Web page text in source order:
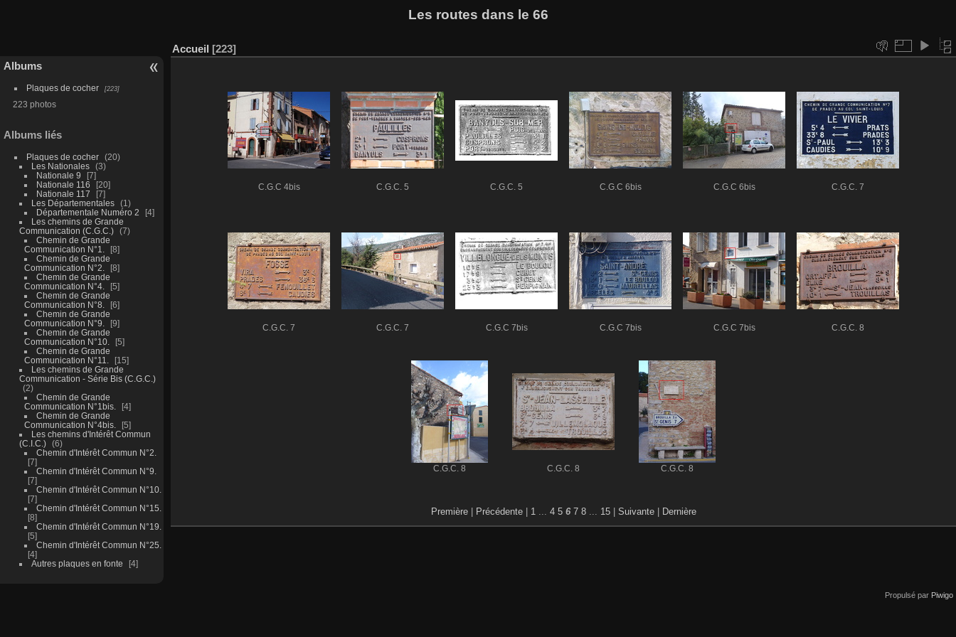
Les routes dans le 66
Albums
Plaques de cocher 223
223 photos
Albums liés
Plaques de cocher
20
Les Nationales
3
Nationale 9
7
Nationale 116
20
Nationale 117
7
Les Départementales
1
Départementale Numéro 2
4
Les chemins de Grande
Communication (C.G.C.)
7
Chemin de Grande
Communication N°1.
8
Chemin de Grande
Communication N°2.
8
Chemin de Grande
Communication N°4.
5
Chemin de Grande
Communication N°8.
6
Chemin de Grande
Communication N°9.
9
Chemin de Grande
Communication N°10.
5
Chemin de Grande
Communication N°11.
15
Les chemins de Grande
Communication - Série Bis (C.G.C.)
2
Chemin de Grande
Communication N°1bis.
4
Chemin de Grande
Communication N°4bis.
5
Les chemins d'Intérêt Commun
(C.I.C.)
6
Chemin d'Intérêt Commun N°2.
7
Chemin d'Intérêt Commun N°9.
7
Chemin d'Intérêt Commun N°10.
7
Chemin d'Intérêt Commun N°15.
8
Chemin d'Intérêt Commun N°19.
5
Chemin d'Intérêt Commun N°25.
4
Autres plaques en fonte
4
Accueil 223
C.G.C 4bis C.G.C. 5 C.G.C. 5 C.G.C 6bis C.G.C 6bis C.G.C. 7
C.G.C. 7 C.G.C. 7 C.G.C 7bis C.G.C 7bis C.G.C 7bis C.G.C. 8
C.G.C. 8 C.G.C. 8 C.G.C. 8
Première| Précédente| 1... 4 5 6 7 8... 15 Suivante Dernière
Propulsé par Piwigo